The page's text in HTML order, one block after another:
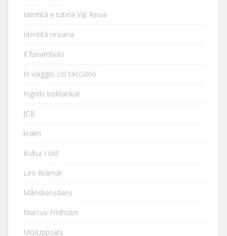
Identità e tutela Val Resia
Identità resiana
Il funambulo
In viaggio col taccuino
Ingrids boktankar
JCB
krakri
Kultur i öst
Leo Kramár
Månskensdans
Marcus Fridholm
MojUppsats